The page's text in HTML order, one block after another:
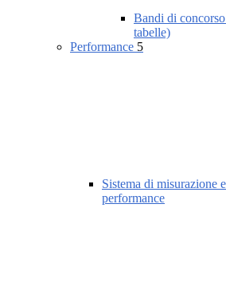
Bandi di
tabelle)
Performance 5
Sistema di misurazione
performance